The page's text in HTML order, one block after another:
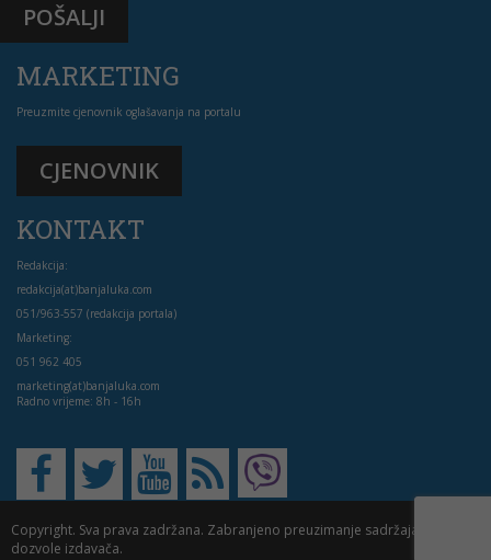
POŠALJI
MARKETING
Preuzmite cjenovnik oglašavanja na portalu
CJENOVNIK
KONTAKT
Redakcija:
redakcija(at)banjaluka.com
051/963-557 (redakcija portala)
Marketing:
051 962 405
marketing(at)banjaluka.com
Radno vrijeme: 8h - 16h
Copyright. Sva prava zadržana. Zabranjeno preuzimanje sadržaja bez
dozvole izdavača.